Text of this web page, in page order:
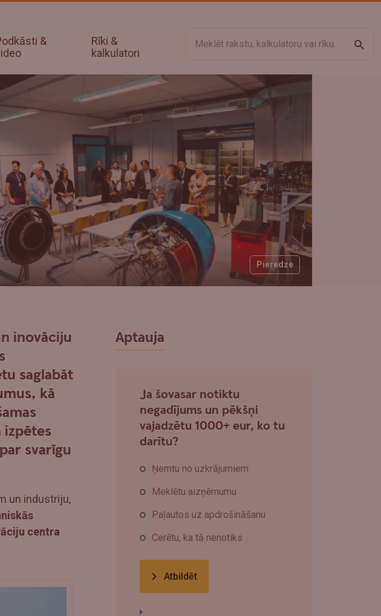
&
Rīki &
kalkulatori
Pieredze
inovāciju
saglabāt
kā
izpētes
svarīgu
un industriju,
centra
Aptauja
Ja šovasar notiktu
negadījums un pēkšņi
vajadzētu 1000+ eur, ko tu
darītu?
Ņemtu no uzkrājumiem
Meklētu aizņēmumu
Paļautos uz apdrošināšanu
Cerētu, ka tā nenotiks
Atbildēt